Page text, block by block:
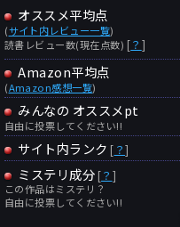
オススメ平均点
(サイト内レビュー一覧)
読書レビュー数(現在点数) [？ ]
Amazon平均点
(Amazon感想一覧)
みんなの オススメpt
自由に投票してください!!
サイト内ランク [ ？]
ミステリ成分 [？ ]
この作品はミステリ？
自由に投票してください!!